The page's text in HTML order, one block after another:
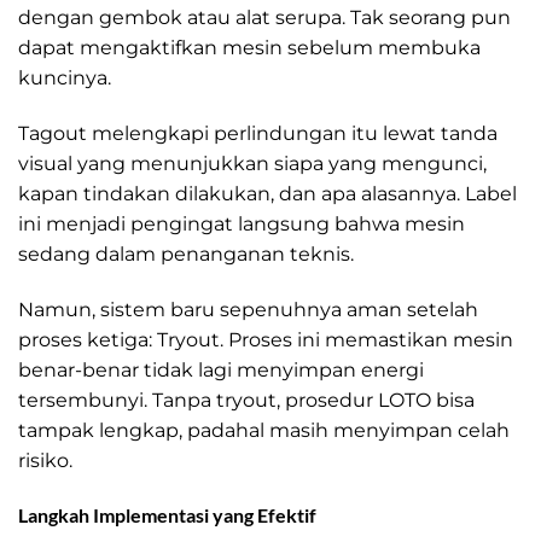
dengan gembok atau alat serupa. Tak seorang pun
dapat mengaktifkan mesin sebelum membuka
kuncinya.
Tagout melengkapi perlindungan itu lewat tanda
visual yang menunjukkan siapa yang mengunci,
kapan tindakan dilakukan, dan apa alasannya. Label
ini menjadi pengingat langsung bahwa mesin
sedang dalam penanganan teknis.
Namun, sistem baru sepenuhnya aman setelah
proses ketiga: Tryout. Proses ini memastikan mesin
benar-benar tidak lagi menyimpan energi
tersembunyi. Tanpa tryout, prosedur LOTO bisa
tampak lengkap, padahal masih menyimpan celah
risiko.
Langkah Implementasi yang Efektif